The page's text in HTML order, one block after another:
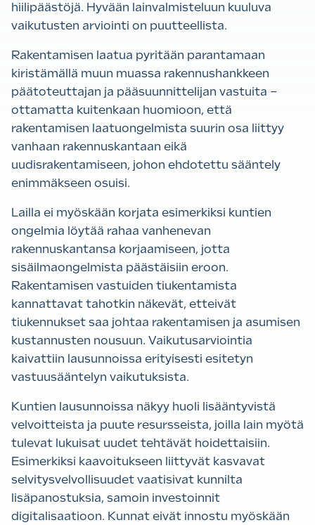
hiilipäästöjä. Hyvään lainvalmisteluun kuuluva
vaikutusten arviointi on puutteellista.
Rakentamisen laatua pyritään parantamaan
kiristämällä muun muassa rakennushankkeen
päätoteuttajan ja pääsuunnittelijan vastuita –
ottamatta kuitenkaan huomioon, että
rakentamisen laatuongelmista suurin osa liittyy
vanhaan rakennuskantaan eikä
uudisrakentamiseen, johon ehdotettu sääntely
enimmäkseen osuisi.
Lailla ei myöskään korjata esimerkiksi kuntien
ongelmia löytää rahaa vanhenevan
rakennuskantansa korjaamiseen, jotta
sisäilmaongelmista päästäisiin eroon.
Rakentamisen vastuiden tiukentamista
kannattavat tahotkin näkevät, etteivät
tiukennukset saa johtaa rakentamisen ja asumisen
kustannusten nousuun. Vaikutusarviointia
kaivattiin lausunnoissa erityisesti esitetyn
vastuusääntelyn vaikutuksista.
Kuntien lausunnoissa näkyy huoli lisääntyvistä
velvoitteista ja puute resursseista, joilla lain myötä
tulevat lukuisat uudet tehtävät hoidettaisiin.
Esimerkiksi kaavoitukseen liittyvät kasvavat
selvitysvelvollisuudet vaatisivat kunnilta
lisäpanostuksia, samoin investoinnit
digitalisaatioon. Kunnat eivät innostu myöskään